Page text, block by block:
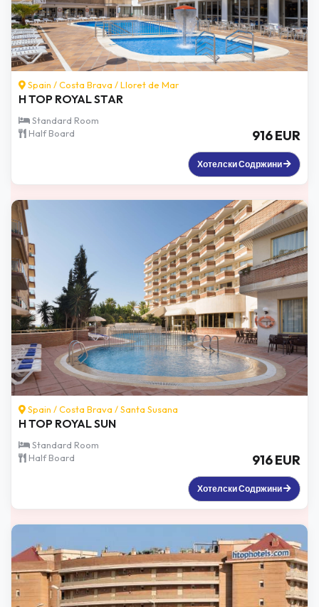
Spain /Costa Brava /Lloret de Mar
H TOP ROYAL STAR
Standard Room
Half Board
916 EUR
Хотелски Содржини
Spain /Costa Brava /Santa Susana
H TOP ROYAL SUN
Standard Room
Half Board
916 EUR
Хотелски Содржини